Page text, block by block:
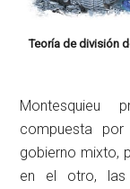
Teoría de división
Montesquieu
compuesta
gobierno mixto,
en el otro, las